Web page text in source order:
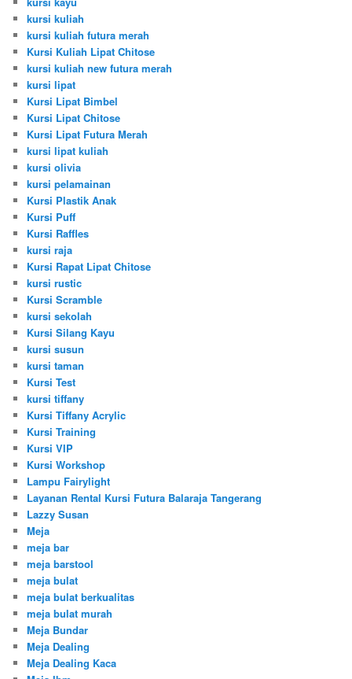
kursi kuliah
kursi kuliah futura merah
Kursi Kuliah Lipat Chitose
kursi kuliah new futura merah
kursi lipat
Kursi Lipat Bimbel
Kursi Lipat Chitose
Kursi Lipat Futura Merah
kursi lipat kuliah
kursi olivia
kursi pelamainan
Kursi Plastik Anak
Kursi Puff
Kursi Raffles
kursi raja
Kursi Rapat Lipat Chitose
kursi rustic
Kursi Scramble
kursi sekolah
Kursi Silang Kayu
kursi susun
kursi taman
Kursi Test
kursi tiffany
Kursi Tiffany Acrylic
Kursi Training
Kursi VIP
Kursi Workshop
Lampu Fairylight
Layanan Rental Kursi Futura Balaraja Tangerang
Lazzy Susan
Meja
meja bar
meja barstool
meja bulat
meja bulat berkualitas
meja bulat murah
Meja Bundar
Meja Dealing
Meja Dealing Kaca